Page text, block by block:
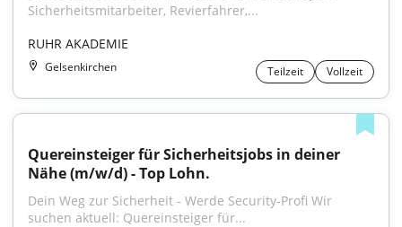
Sicherheitsmitarbeiter, Revierfahrer,...
RUHR AKADEMIE
Gelsenkirchen Teilzeit Vollzeit
Quereinsteiger für Sicherheitsjobs in deiner
Nähe (m/w/d) - Top Lohn.
Dein Weg zur Sicherheit - Werde Security-Profi Wir
suchen aktuell: Quereinsteiger für...